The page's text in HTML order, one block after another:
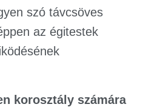
szó távcsöves
az égitestek
korosztály számára